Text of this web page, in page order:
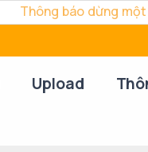
Thông báo dừng
Upload